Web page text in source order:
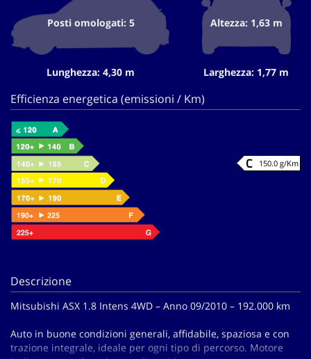
Posti omologati: 5
Lunghezza: 4,30 m
Altezza: 1,63 m
Larghezza: 1,77 m
Efficienza energetica (emissioni / Km)
150.0 g/Km
Descrizione
Mitsubishi ASX 1.8 Intens 4WD – Anno 09/2010 – 192.000 km
Auto in buone condizioni generali, affidabile, spaziosa e con
trazione integrale, ideale per ogni tipo di percorso. Motore